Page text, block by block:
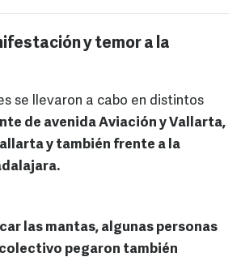
y temor a la
se llevaron a cabo en distintos
de avenida Aviación y Vallarta,
y también frente a la
las mantas, algunas personas
pegaron también